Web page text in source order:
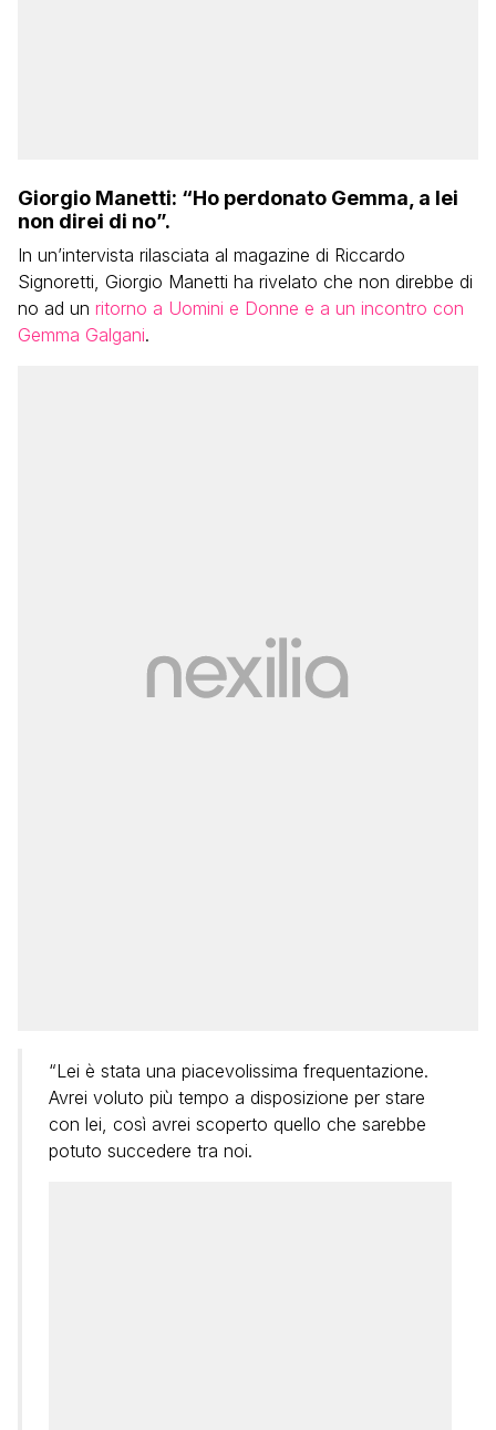
Giorgio Manetti: “Ho perdonato Gemma, a lei
non direi di no”.
In un’intervista rilasciata al magazine di Riccardo
Signoretti, Giorgio Manetti ha rivelato che non direbbe di
no ad un ritorno a Uomini e Donne e a un incontro con
Gemma Galgani.
“Lei è stata una piacevolissima frequentazione.
Avrei voluto più tempo a disposizione per stare
con lei, così avrei scoperto quello che sarebbe
potuto succedere tra noi.